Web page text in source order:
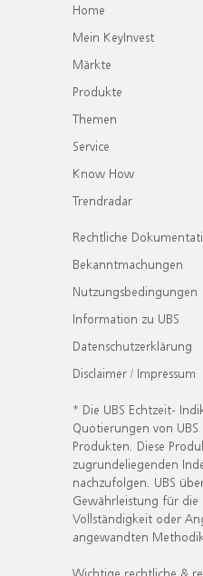
Home
Mein KeyInvest
Märkte
Produkte
Themen
Service
Know How
Trendradar
Rechtliche
Bekanntmachungen
Nutzungsbedingungen
Information zu UBS
Datenschutzerklärung
Disclaimer / Impressum
* Die UBS Echtzeit-
Quotierungen von
Produkten. Diese
zugrundeliegenden
nachzufolgen. UBS
Gewährleistung für die
Vollständigkeit oder
angewandten